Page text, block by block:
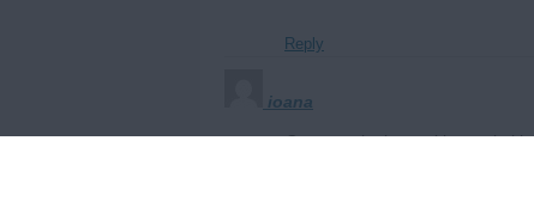
Reply
ioana
Care evrei, aia semiti sau aia